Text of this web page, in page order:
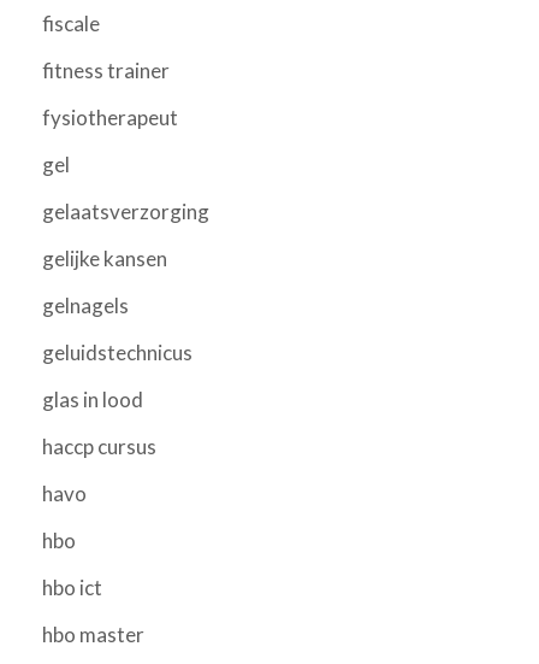
fiscale
fitness trainer
fysiotherapeut
gel
gelaatsverzorging
gelijke kansen
gelnagels
geluidstechnicus
glas in lood
haccp cursus
havo
hbo
hbo ict
hbo master